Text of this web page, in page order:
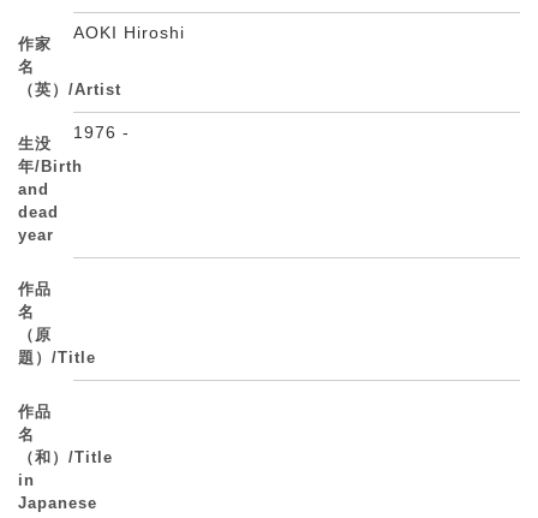
作家
名
（英）/Artist
AOKI Hiroshi
生没
年/Birth
and
dead
year
1976 -
作品
名
（原
題）/Title
作品
名
（和）/Title
in
Japanese